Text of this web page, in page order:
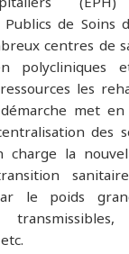
Publics de Soins
centres de
polycliniques
les
met
des
la
le poids